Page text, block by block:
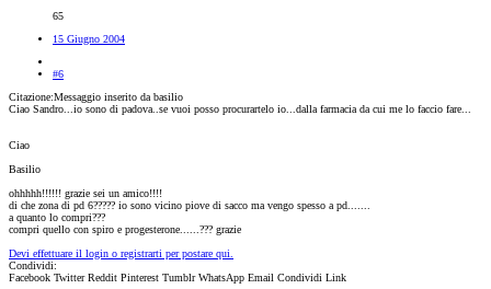
65
15 Giugno 2004
#6
Citazione:Messaggio inserito da basilio
Ciao Sandro...io sono di padova..se vuoi posso procurartelo io...dalla farmacia da cui me lo faccio fare...
Ciao
Basilio
ohhhhh!!!!!! grazie sei un amico!!!!
di che zona di pd 6????? io sono vicino piove di sacco ma vengo spesso a pd.......
a quanto lo compri???
compri quello con spiro e progesterone......??? grazie
Devi effettuare il login o registrarti per postare qui.
Condividi:
Facebook Twitter Reddit Pinterest Tumblr WhatsApp Email Condividi Link